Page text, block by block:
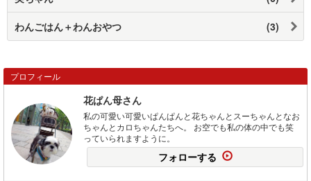
わんごはん＋わんおやつ (3)
プロフィール
花ぱん母さん
私の可愛い可愛いぱんぱんと花ちゃんとスーちゃんとなお
ちゃんとカロちゃんたちへ。 お空でも私の体の中でも笑
っていられますように。
フォローする